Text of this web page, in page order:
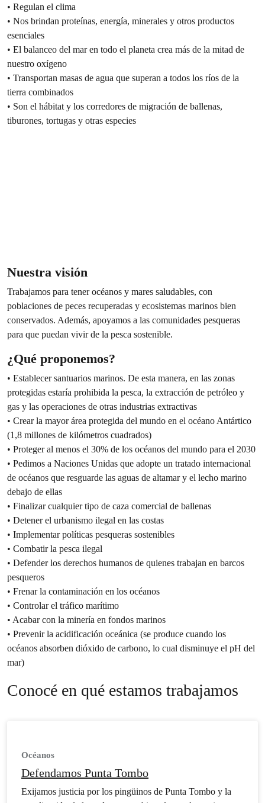
• Regulan el clima
• Nos brindan proteínas, energía, minerales y otros productos
esenciales
• El balanceo del mar en todo el planeta crea más de la mitad de
nuestro oxígeno
• Transportan masas de agua que superan a todos los ríos de la
tierra combinados
• Son el hábitat y los corredores de migración de ballenas,
tiburones, tortugas y otras especies
Nuestra visión
Trabajamos para tener océanos y mares saludables, con
poblaciones de peces recuperadas y ecosistemas marinos bien
conservados. Además, apoyamos a las comunidades pesqueras
para que puedan vivir de la pesca sostenible.
¿Qué proponemos?
• Establecer santuarios marinos. De esta manera, en las zonas
protegidas estaría prohibida la pesca, la extracción de petróleo y
gas y las operaciones de otras industrias extractivas
• Crear la mayor área protegida del mundo en el océano Antártico
(1,8 millones de kilómetros cuadrados)
• Proteger al menos el 30% de los océanos del mundo para el 2030
• Pedimos a Naciones Unidas que adopte un tratado internacional
de océanos que resguarde las aguas de altamar y el lecho marino
debajo de ellas
• Finalizar cualquier tipo de caza comercial de ballenas
• Detener el urbanismo ilegal en las costas
• Implementar políticas pesqueras sostenibles
• Combatir la pesca ilegal
• Defender los derechos humanos de quienes trabajan en barcos
pesqueros
• Frenar la contaminación en los océanos
• Controlar el tráfico marítimo
• Acabar con la minería en fondos marinos
• Prevenir la acidificación oceánica (se produce cuando los
océanos absorben dióxido de carbono, lo cual disminuye el pH del
mar)
Conocé en qué estamos trabajamos
Océanos
Defendamos Punta Tombo
Exijamos justicia por los pingüinos de Punta Tombo y la